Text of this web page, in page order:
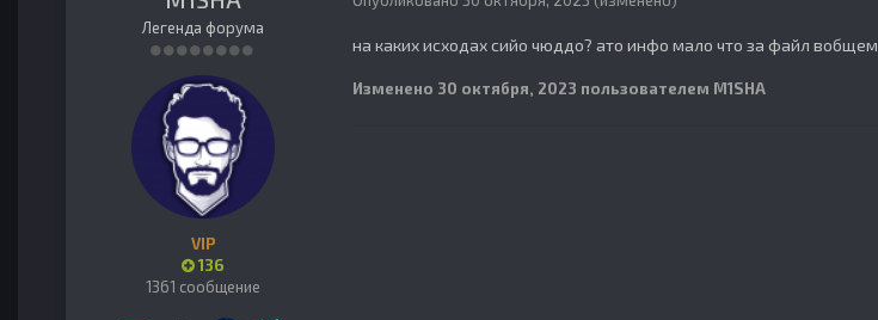
Легенда форума
VIP
136
1361 сообщение
на каких исходах сийо чюддо? ато инфо мало что за файл вобщем
Изменено 30 октября, 2023 пользователем M1SHA